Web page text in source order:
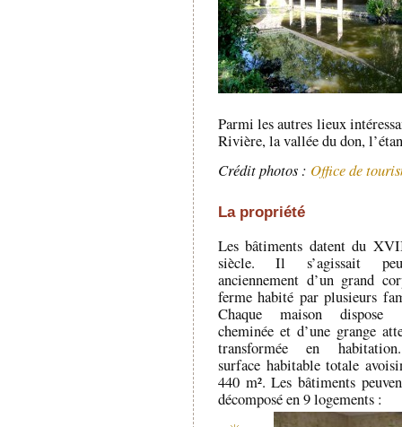
Parmi les autres lieux
Rivière, la vallée du don,
Crédit photos : Office de
La propriété
Les bâtiments datent du
siècle. Il s’agissait
anciennement d’un grand
ferme habité par plusieurs
Chaque maison dispose
cheminée et d’une grange
transformée en
surface habitable totale
440 m². Les bâtiments
décomposé en 9 logements :